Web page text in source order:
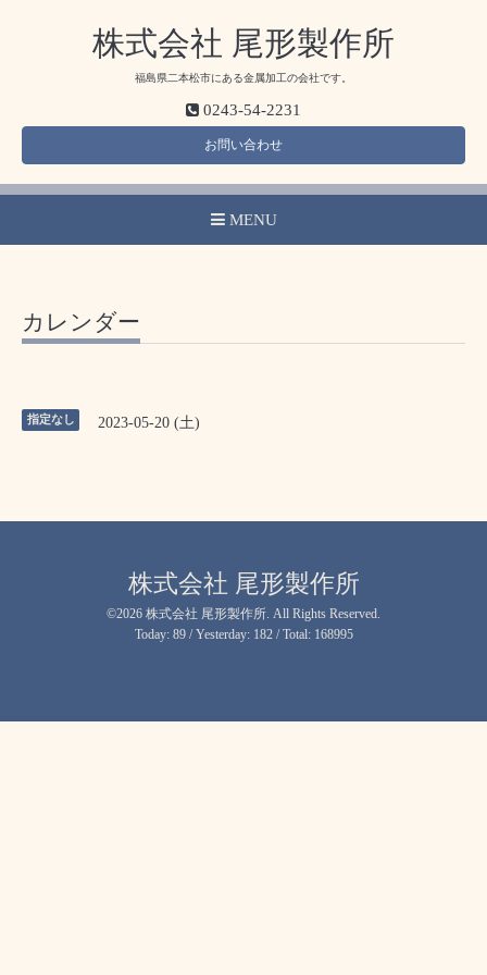
株式会社 尾形製作所
福島県二本松市にある金属加工の会社です。
0243-54-2231
お問い合わせ
MENU
カレンダー
指定なし 2023-05-20 (土)
株式会社 尾形製作所
©2026 株式会社 尾形製作所 . All Rights Reserved.
Today: 89/ Yesterday: 182/ Total: 168995